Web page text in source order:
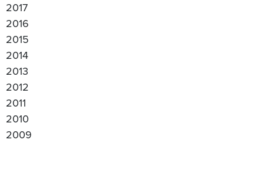
2017
2016
2015
2014
2013
2012
2011
2010
2009